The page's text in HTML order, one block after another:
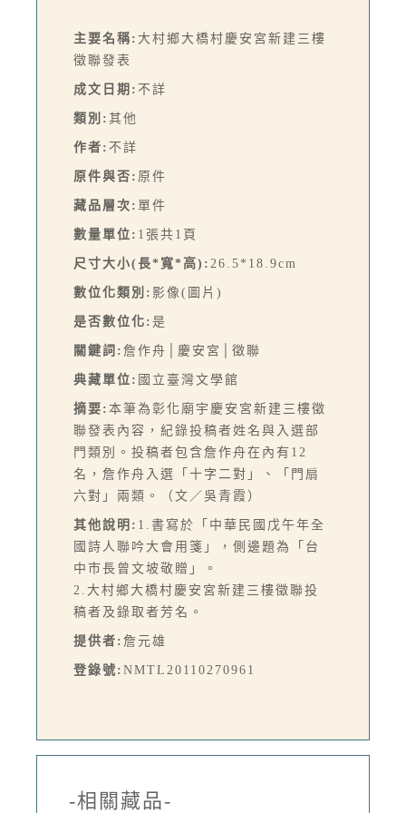
主要名稱: 大村鄉大橋村慶安宮新建三樓
徵聯發表
成文日期: 不詳
類別: 其他
作者: 不詳
原件與否: 原件
藏品層次: 單件
數量單位: 1張共1頁
尺寸大小(長*寬*高): 26.5*18.9cm
數位化類別: 影像(圖片)
是否數位化: 是
關鍵詞: 詹作舟│慶安宮│徵聯
典藏單位: 國立臺灣文學館
摘要: 本筆為彰化廟宇慶安宮新建三樓徵
聯發表內容，紀錄投稿者姓名與入選部
門類別。投稿者包含詹作舟在內有12
名，詹作舟入選「十字二對」、「門扇
六對」兩類。（文／吳青霞）
其他說明: 1.書寫於「中華民國戊午年全
國詩人聯吟大會用箋」，側邊題為「台
中市長曾文坡敬贈」。
2.大村鄉大橋村慶安宮新建三樓徵聯投
稿者及錄取者芳名。
提供者: 詹元雄
登錄號: NMTL20110270961
-相關藏品-